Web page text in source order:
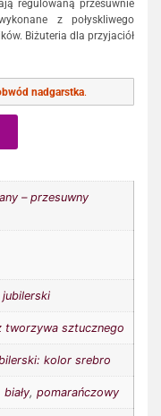
regulowaną przesuwnie
z połyskliwego
Biżuteria dla przyjaciół
nadgarstka.
– przesuwny
jubilerski
tworzywa sztucznego
kolor srebro
biały, pomarańczowy